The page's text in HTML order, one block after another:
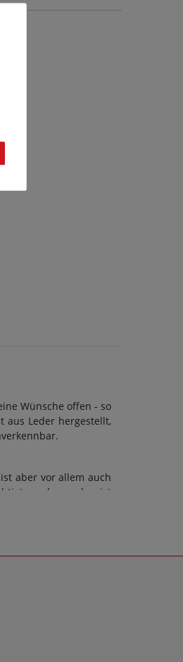
Wünsche offen - so
aus Leder hergestellt,
aber vor allem auch
werden und es ist